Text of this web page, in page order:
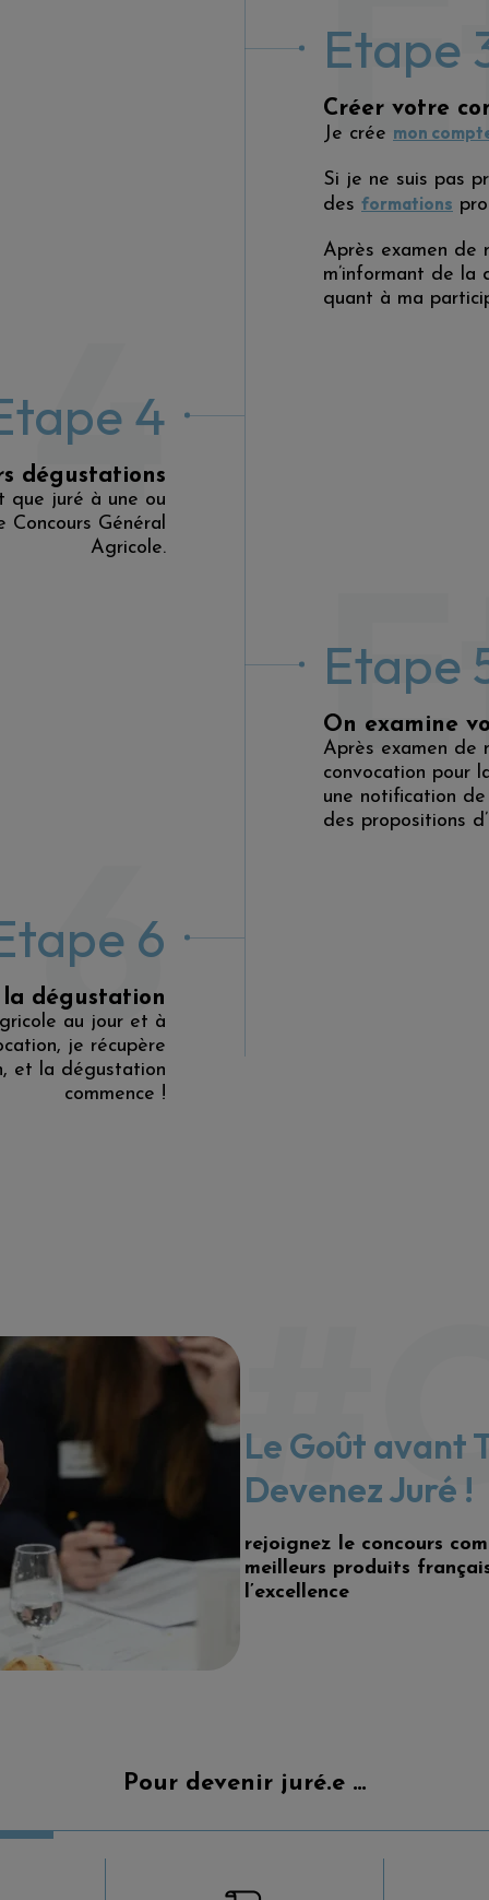
Etape
Créer votre
Je crée mon
Si je ne suis pas
des formations
Après examen de
m’informant de la
quant à ma
4
dégustations
que juré à une ou
Concours Général
Agricole.
Etape
On examine
Après examen de
convocation pour
une notification
des propositions
6
dégustation
au jour et à
je récupère
et la dégustation
commence !
Le Goût avant
Devenez Juré !
rejoignez le concours
meilleurs produits
l’excellence
Pour devenir juré.e …